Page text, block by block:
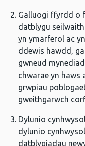
Galluogi ffyrdd o
datblygu
yn ymarferol ac
ddewis hawdd,
gwneud
chwarae yn haws
grwpiau
gweithgarwch
Dylunio
dylunio
datblygiadau